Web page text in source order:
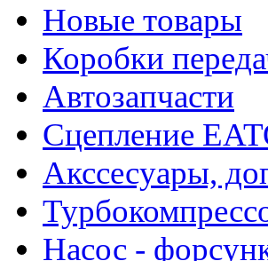
Новые товары
Коробки
Автозапчасти
Сцепление
Акссесуары,
Насос -